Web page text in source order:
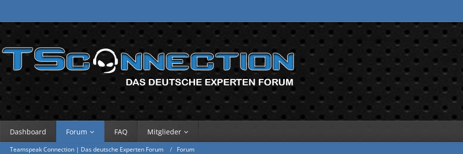
Dashboard Forum FAQ Mitglieder
Teamspeak Connection | Das deutsche Experten Forum Forum